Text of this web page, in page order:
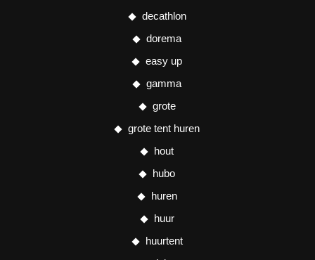
decathlon
dorema
easy up
gamma
grote
grote tent huren
hout
hubo
huren
huur
huurtent